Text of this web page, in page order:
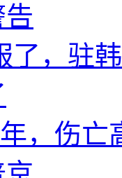
了，驻
，伤亡